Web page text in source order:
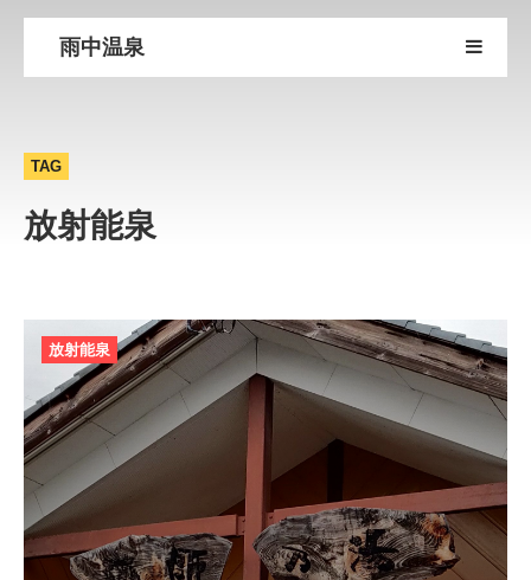
雨中温泉
TAG
放射能泉
放射能泉